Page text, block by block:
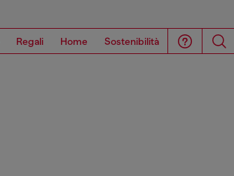
Regali Home Sostenibilità